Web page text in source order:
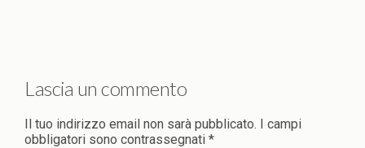
Lascia un commento
Il tuo indirizzo email non sarà pubblicato. I campi
obbligatori sono contrassegnati *